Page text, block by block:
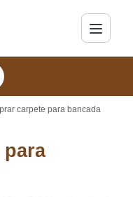
carpete para bancada
para